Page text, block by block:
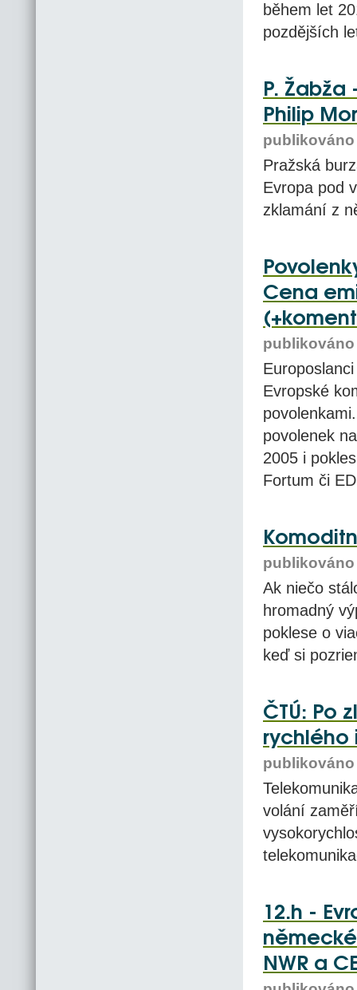
během let
pozdějších
P.
Philip
publikováno
Pražská
Evropa pod
zklamání z
Cena
publikováno
Evropské
povolenek
2005 i
Fortum či
publikováno
Ak niečo
hromadný
poklese o
keď si
ČTÚ: Po
rychlého
publikováno
volání
12.h -
NWR a